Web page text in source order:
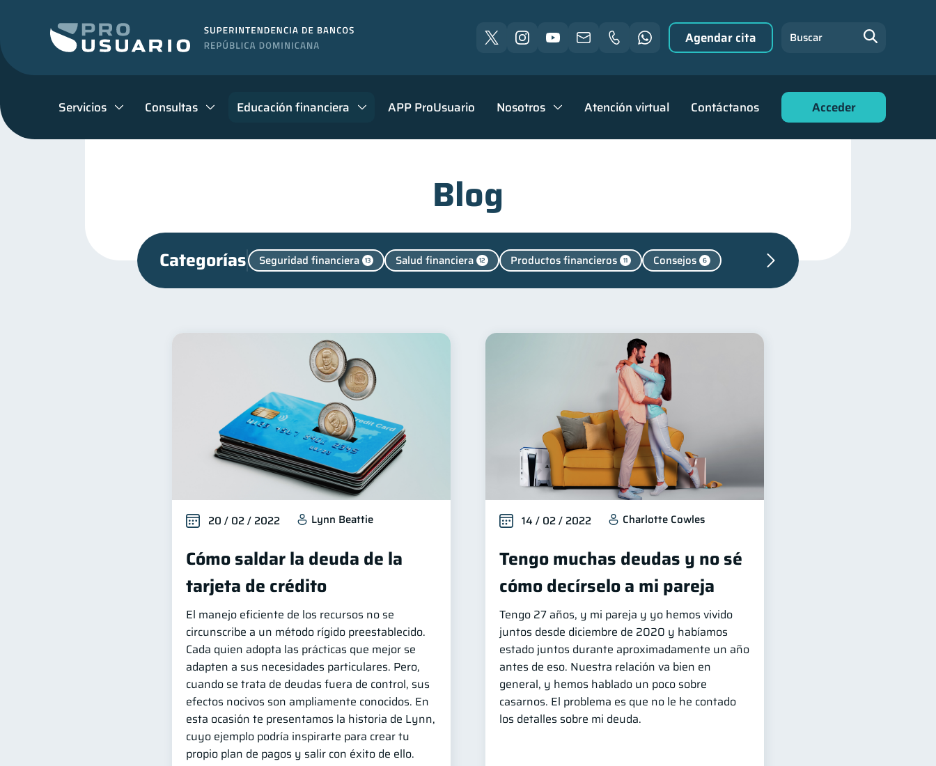
Servicios Consultas Educación financiera APP ProUsuario Nosotros Atención virtual Contáctanos Acceder
Agendar cita Buscar
Blog
Categorías Seguridad financiera 13 Salud financiera 12 Productos financieros 11 Consejos 6
Deudas Ahorro
Historial crediticio Derechos & Deberes
Superintendencia de Bancos Criptomonedas Inversiones 2
Cuenta Inactiva 1 Finanzas Personales Fraudes 1
Información financiera inversiones Doble sueldo
Gasto responsable 1 información financiera
20 / 02 / 2022 Lynn Beattie
Cómo saldar la deuda de la
tarjeta de crédito
El manejo eficiente de los recursos no se
circunscribe a un método rígido preestablecido.
Cada quien adopta las prácticas que mejor se
adapten a sus necesidades particulares. Pero,
cuando se trata de deudas fuera de control, sus
efectos nocivos son ampliamente conocidos. En
esta ocasión te presentamos la historia de Lynn,
cuyo ejemplo podría inspirarte para crear tu
propio plan de pagos y salir con éxito de ello.
14 / 02 / 2022 Charlotte Cowles
Tengo muchas deudas y no sé
cómo decírselo a mi pareja
Tengo 27 años, y mi pareja y yo hemos vivido
juntos desde diciembre de 2020 y habíamos
estado juntos durante aproximadamente un año
antes de eso. Nuestra relación va bien en
general, y hemos hablado un poco sobre
casarnos. El problema es que no le he contado
los detalles sobre mi deuda.